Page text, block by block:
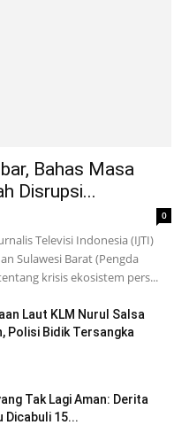
Bahas Masa
Disrupsi...
0
Televisi Indonesia (IJTI)
Sulawesi Barat (Pengda
krisis ekosistem pers...
Laut KLM Nurul Salsa
Polisi Bidik Tersangka
Tak Lagi Aman: Derita
Dicabuli 15...